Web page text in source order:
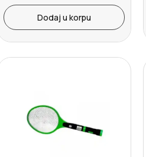
Dodaj u korpu